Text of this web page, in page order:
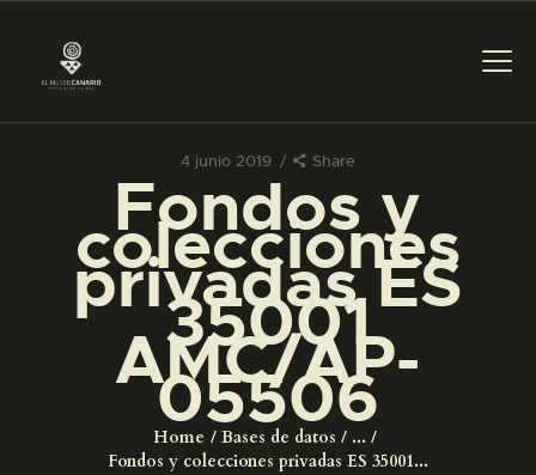
4 junio 2019 Share
Fondos y
colecciones
privadas ES
35001
AMC/AP-
05506
Home Bases de datos
...
Fondos y colecciones privadas ES 35001...
PREPARAR LA VISITA
ACTIVIDADES
█
EL MUSEO